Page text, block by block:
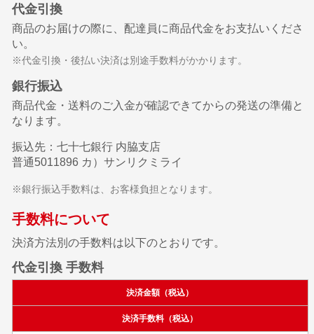
代金引換
商品のお届けの際に、配達員に商品代金をお支払いくださ
い。
※代金引換・後払い決済は別途手数料がかかります。
銀行振込
商品代金・送料のご入金が確認できてからの発送の準備と
なります。
振込先：七十七銀行 内脇支店
普通5011896 カ）サンリクミライ
※銀行振込手数料は、お客様負担となります。
手数料について
決済方法別の手数料は以下のとおりです。
代金引換 手数料
決済金額（税込）
決済手数料（税込）